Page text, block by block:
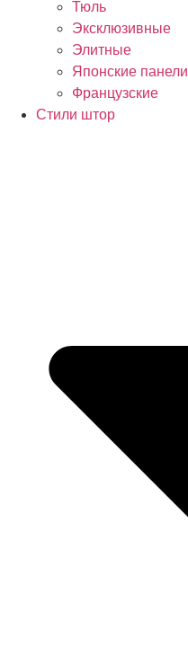
Тюль
Эксклюзивные
Элитные
Японские панели
Французские
Стили штор